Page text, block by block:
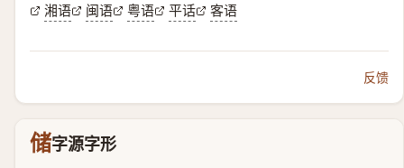
湘语
闽语 粤语 平话 客语
反馈
储字源字形